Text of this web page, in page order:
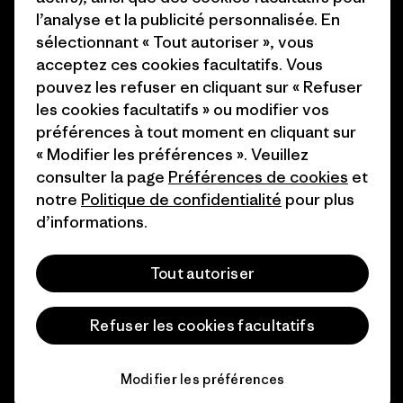
Comment nous finançons
Nos magasins
Industry program
Programme d’affiliation
Patagonia France Plan du site
© 2026 Patagonia, Inc. All Rights Reserved.
français
l’analyse et la publicité personnalisée. En
sélectionnant « Tout autoriser », vous
acceptez ces cookies facultatifs. Vous
pouvez les refuser en cliquant sur « Refuser
les cookies facultatifs » ou modifier vos
préférences à tout moment en cliquant sur
« Modifier les préférences ». Veuillez
consulter la page Préférences de cookies et
notre Politique de confidentialité pour plus
d’informations.
Tout autoriser
Refuser les cookies facultatifs
Modifier les préférences